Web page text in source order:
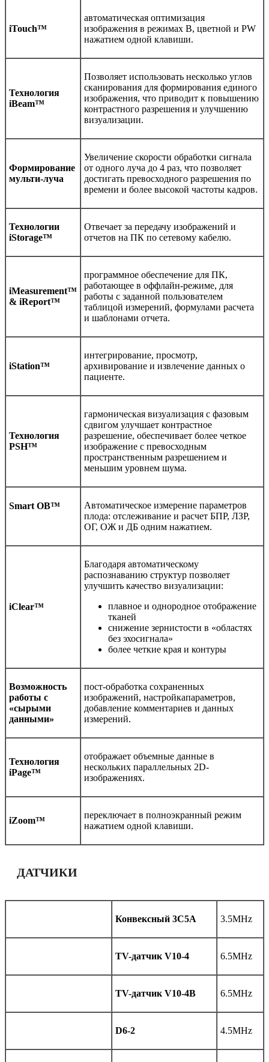
iTouch™
автоматическая оптимизация
изображения в режимах В, цветной и PW
нажатием одной клавиши.
Технология
iBeam™
Позволяет использовать несколько углов
сканирования для формирования единого
изображения, что приводит к повышению
контрастного разрешения и улучшению
визуализации.
Формирование
мульти-луча
Увеличение скорости обработки сигнала
от одного луча до 4 раз, что позволяет
достигать превосходного разрешения по
времени и более высокой частоты кадров.
Технологии
iStorage™
Отвечает за передачу изображений и
отчетов на ПК по сетевому кабелю.
iMeasurement™
& iReport™
программное обеспечение для ПК,
работающее в оффлайн-режиме, для
работы с заданной пользователем
таблицой измерений, формулами расчета
и шаблонами отчета.
iStation™
интегрирование, просмотр,
архивирование и извлечение данных о
пациенте.
Технология
PSH™
гармоническая визуализация с фазовым
сдвигом улучшает контрастное
разрешение, обеспечивает более четкое
изображение с превосходным
пространственным разрешением и
меньшим уровнем шума.
Smart OB™
Автоматическое измерение параметров
плода: отслеживание и расчет БПР, ЛЗР,
ОГ, ОЖ и ДБ одним нажатием.
iClear™
Благодаря автоматическому
распознаванию структур позволяет
улучшить качество визуализации:
плавное и однородное отображение
тканей
снижение зернистости в «областях
без эхосигнала»
более четкие края и контуры
Возможность
работы с
«сырыми
данными»
пост-обработка сохраненных
изображений, настройкапараметров,
добавление комментариев и данных
измерений.
Технология
iPage™
отображает объемные данные в
нескольких параллельных 2D-
изображениях.
iZoom™
переключает в полноэкранный режим
нажатием одной клавиши.
ДАТЧИКИ
Конвексный 3C5A 3.5MHz
TV-датчик V10-4 6.5MHz
TV-датчик V10-4B 6.5MHz
D6-2 4.5MHz